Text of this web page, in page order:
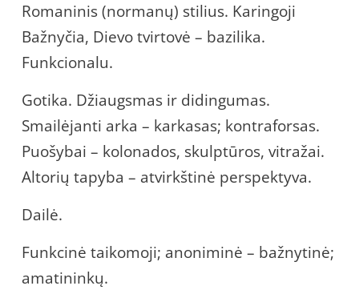
Romaninis (normanų) stilius. Karingoji
Bažnyčia, Dievo tvirtovė – bazilika.
Funkcionalu.
Gotika. Džiaugsmas ir didingumas.
Smailėjanti arka – karkasas; kontraforsas.
Puošybai – kolonados, skulptūros, vitražai.
Altorių tapyba – atvirkštinė perspektyva.
Dailė.
Funkcinė taikomoji; anoniminė – bažnytinė;
amatininkų.